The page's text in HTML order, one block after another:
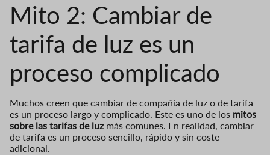
Mito 2: Cambiar de
tarifa de luz es un
proceso complicado
Muchos creen que cambiar de compañía de luz o de tarifa
es un proceso largo y complicado. Este es uno de los mitos
sobre las tarifas de luzmás comunes. En realidad, cambiar
de tarifa es un proceso sencillo, rápido y sin coste
adicional.